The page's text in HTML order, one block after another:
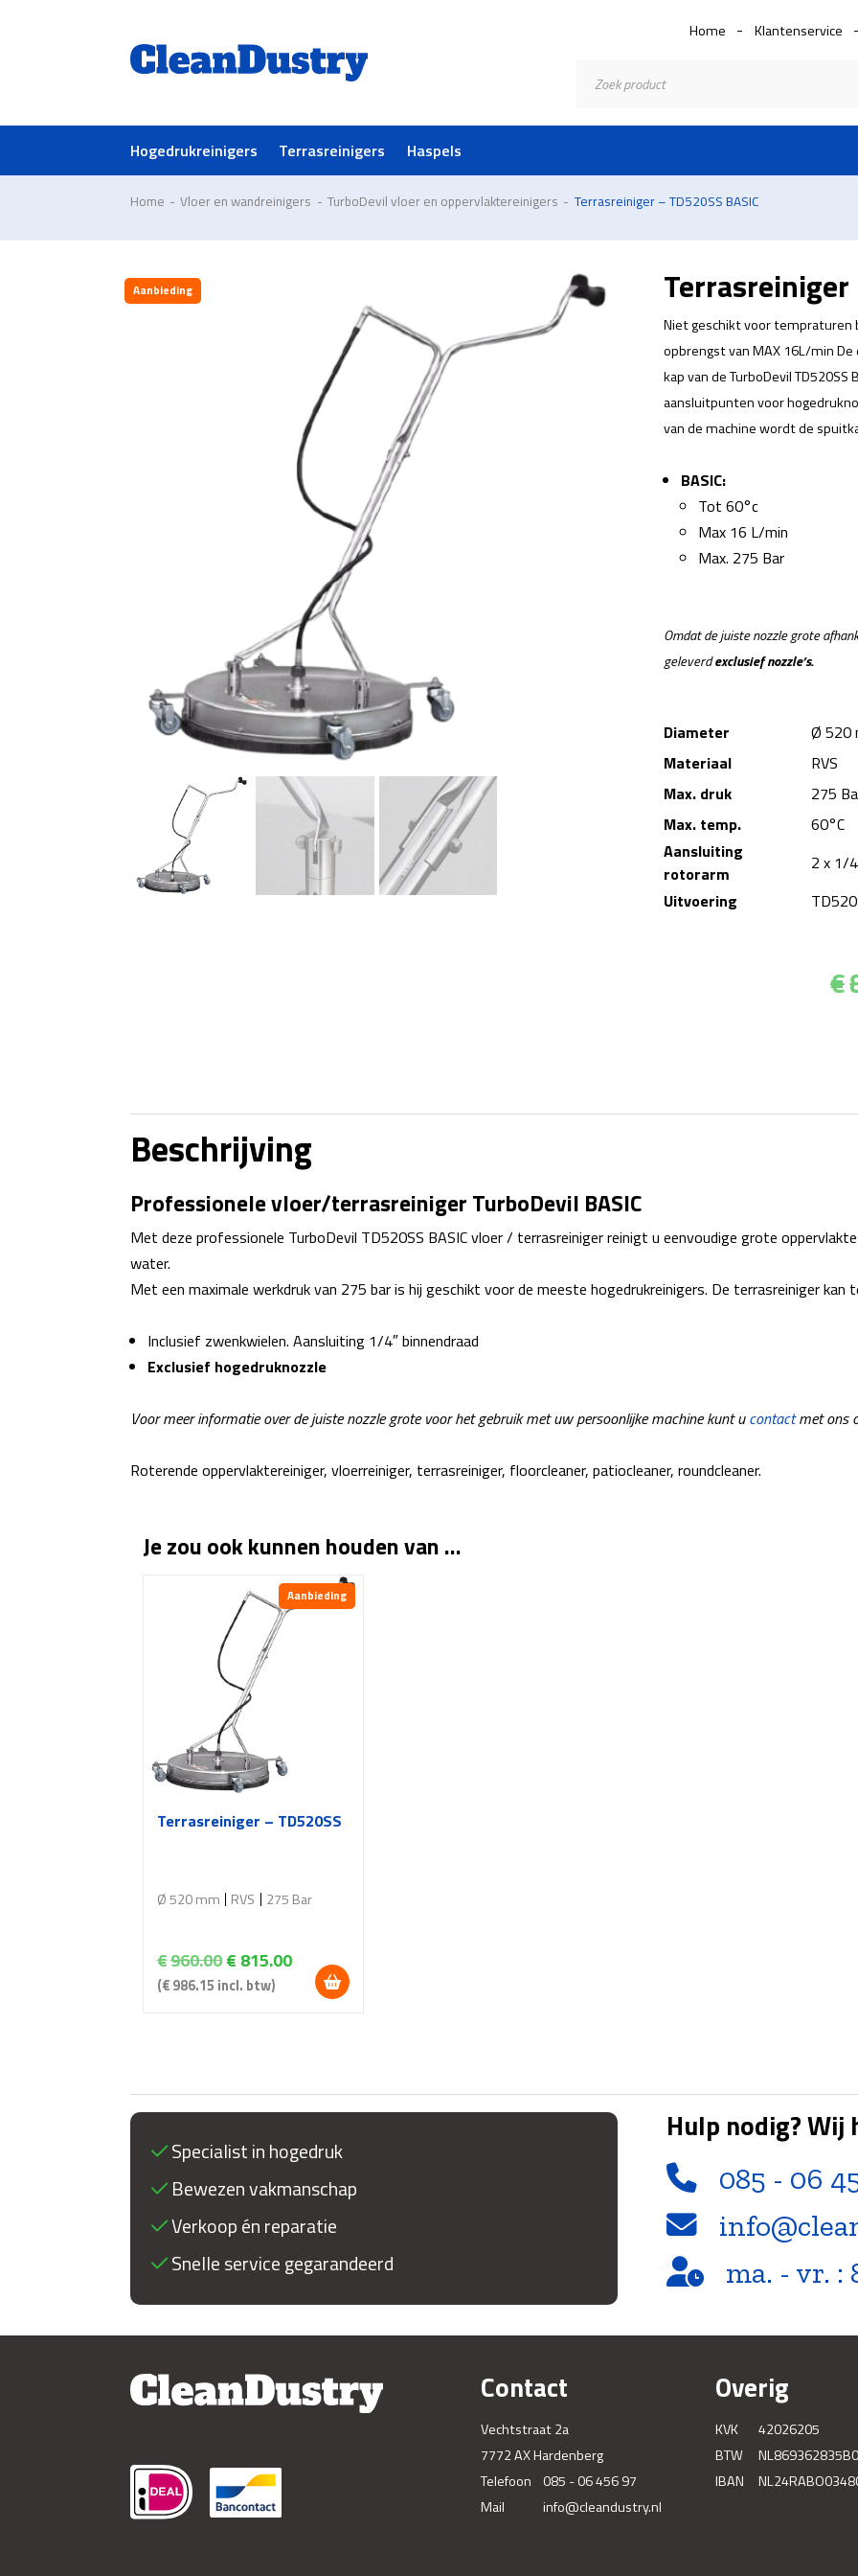
Home Klantenservice
zoeken
Hogedrukreinigers Terrasreinigers Haspels
Home - Vloer en wandreinigers - TurboDevil vloer en oppervlaktereinigers - Terrasreiniger – TD520SS BASIC
Aanbieding Terrasreiniger
Niet geschikt voor tempraturen
opbrengst van MAX 16L/min
kap van de TurboDevil
aansluitpunten voor
van de machine wordt de
BASIC:
Tot 60°c
Max 16 L/min
Max. 275 Bar
Omdat de juiste nozzle grote
geleverdexclusiefnozzle’s.
Diameter
Ø 520
Materiaal
RVS
Max. druk
275
Max. temp.
60°C
Aansluiting
rotorarm
2 x 1/
Uitvoering
€
Beschrijving
Professionele vloer/terrasreiniger TurboDevil BASIC
Met deze professionele TurboDevil TD520SS BASIC vloer / terrasreiniger reinigt u eenvoudige grote
water.
Met een maximale werkdruk van 275 bar is hij geschikt voor de meeste hogedrukreinigers. De terrasreiniger
Inclusief zwenkwielen. Aansluiting 1/4″ binnendraad
Exclusief hogedruknozzle
Voor meer informatie over de juiste nozzle grote voor het gebruik met uw persoonlijke machine kunt ucontactmet ons
Roterende oppervlaktereiniger, vloerreiniger, terrasreiniger, floorcleaner, patiocleaner, roundcleaner.
Je zou ook kunnen houden van …
Aanbieding
Terrasreiniger – TD520SS
€960.00Oorspronkelijke
prijs
was:
€ 815.00Huidige
prijs
is:
(€986.15 incl. btw)
Ø 520 mm RVS 275 Bar
Specialist in hogedruk
Bewezen vakmanschap
Verkoop én reparatie
Snelle service gegarandeerd
Hulp nodig? Wij
085 - 06
ma. - vr. :
Contact
Vechtstraat 2a
7772 AX Hardenberg
Telefoon 085 - 06 456 97
Mail
info@cleandustry.nl
Overig
KVK
42026205
BTW
IBAN